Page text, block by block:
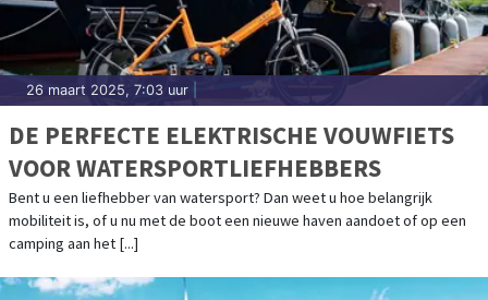
26 maart 2025, 7:03 uur
DE PERFECTE ELEKTRISCHE VOUWFIETS
VOOR WATERSPORTLIEFHEBBERS
Bent u een liefhebber van watersport? Dan weet u hoe belangrijk
mobiliteit is, of u nu met de boot een nieuwe haven aandoet of op een
camping aan het [...]